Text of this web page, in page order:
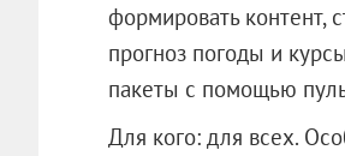
формировать контент,
прогноз погоды и
пакеты с помощью
Для кого: для всех.